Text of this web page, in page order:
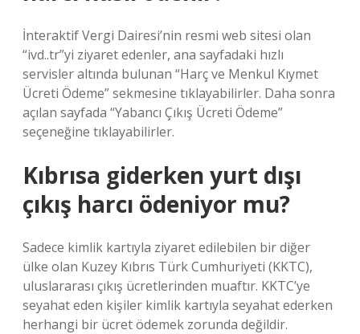
İnteraktif Vergi Dairesi’nin resmi web sitesi olan
“ivd..tr”yi ziyaret edenler, ana sayfadaki hızlı
servisler altında bulunan “Harç ve Menkul Kıymet
Ücreti Ödeme” sekmesine tıklayabilirler. Daha sonra
açılan sayfada “Yabancı Çıkış Ücreti Ödeme”
seçeneğine tıklayabilirler.
Kıbrısa giderken yurt dışı
çıkış harcı ödeniyor mu?
Sadece kimlik kartıyla ziyaret edilebilen bir diğer
ülke olan Kuzey Kıbrıs Türk Cumhuriyeti (KKTC),
uluslararası çıkış ücretlerinden muaftır. KKTC’ye
seyahat eden kişiler kimlik kartıyla seyahat ederken
herhangi bir ücret ödemek zorunda değildir.